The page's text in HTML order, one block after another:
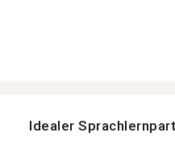
Idealer